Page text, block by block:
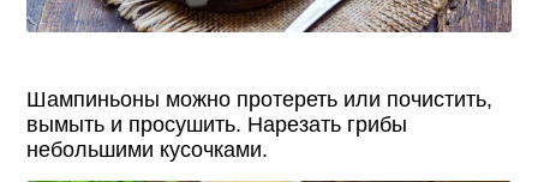
Шампиньоны можно протереть или почистить,
вымыть и просушить. Нарезать грибы
небольшими кусочками.